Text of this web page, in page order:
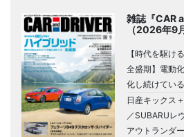
雑誌『CAR
（2026年9
【時代を駆け
全盛期】電動
化し続けている
日産キックス
／SUBARUレ
アウトランダ